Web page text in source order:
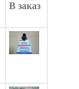
В заказ